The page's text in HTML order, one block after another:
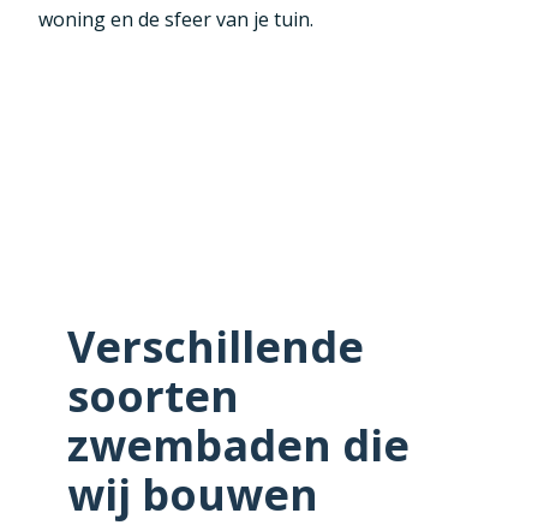
woning en de sfeer van je tuin.
Verschillende
soorten
zwembaden die
wij bouwen